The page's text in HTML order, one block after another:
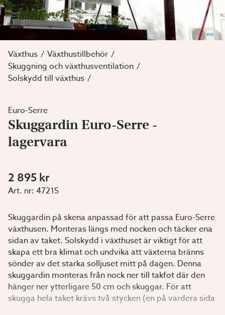
Växthus
Växthustillbehör
Skuggning och växthusventilation
Solskydd till växthus
Euro-Serre
Skuggardin Euro-Serre -
lagervara
2 895 kr
Art. nr: 4721S
Skuggardin på skena anpassad för att passa Euro-Serre
växthusen. Monteras längs med nocken och täcker ena
sidan av taket. Solskydd i växthuset är viktigt för att
skapa ett bra klimat och undvika att växterna bränns
sönder av det starka solljuset mitt på dagen. Denna
skuggardin monteras från nock ner till takfot där den
hänger ner ytterligare 50 cm och skuggar. För att
skugga hela taket krävs två stycken (en på vardera sida